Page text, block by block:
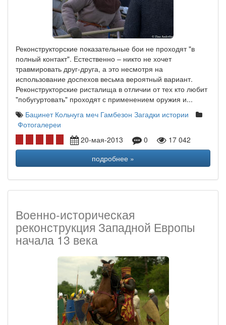
Реконструкторские показательные бои не проходят "в
полный контакт". Естественно – никто не хочет
травмировать друг-друга, а это несмотря на
использование доспехов весьма вероятный вариант.
Реконструкторские ристалища в отличии от тех кто любит
"побугуртовать" проходят с применением оружия и...
Бацинет Кольчуга меч Гамбезон Загадки истории
Фотогалереи
20-мая-2013
0
17 042
подробнее »
Военно-историческая
реконструкция Западной Европы
начала 13 века